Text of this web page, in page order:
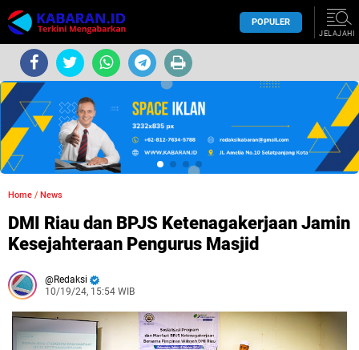
POPULER
JELAJAHI
Home / News
DMI Riau dan BPJS Ketenagakerjaan Jamin
Kesejahteraan Pengurus Masjid
Redaksi
10/19/24, 15:54 WIB